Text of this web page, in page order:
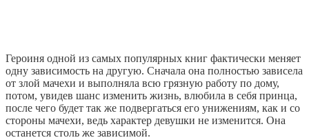
Героиня одной из самых популярных книг фактически меняет
одну зависимость на другую. Сначала она полностью зависела
от злой мачехи и выполняла всю грязную работу по дому,
потом, увидев шанс изменить жизнь, влюбила в себя принца,
после чего будет так же подвергаться его унижениям, как и со
стороны мачехи, ведь характер девушки не изменится. Она
останется столь же зависимой.